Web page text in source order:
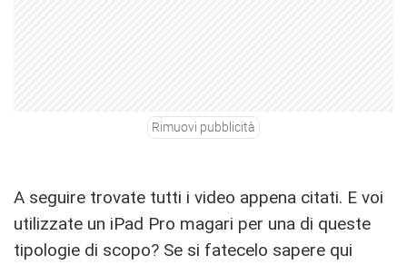
Rimuovi pubblicità
A seguire trovate tutti i video appena citati. E voi
utilizzate un iPad Pro magari per una di queste
tipologie di scopo? Se si fatecelo sapere qui